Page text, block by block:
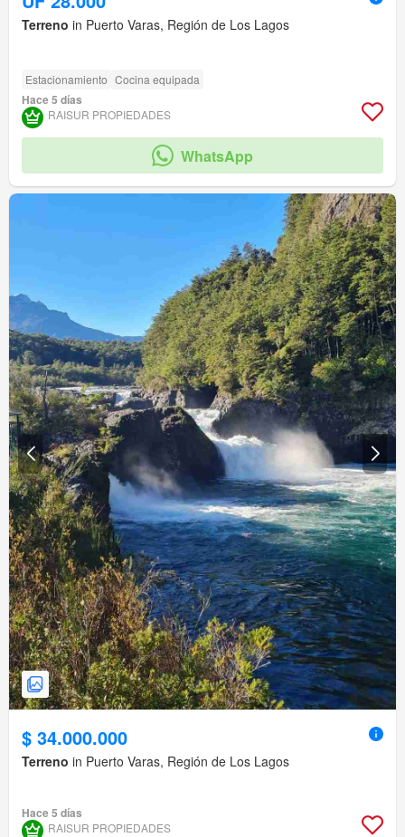
Terreno in Puerto Varas, Región de Los Lagos
Estacionamiento Cocina equipada
Hace 5 días
RAISUR PROPIEDADES
WhatsApp
$ 34.000.000
Terreno in Puerto Varas, Región de Los Lagos
Hace 5 días
RAISUR PROPIEDADES